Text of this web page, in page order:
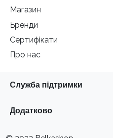
Магазин
Бренди
Сертифікати
Про нас
Служба підтримки
Додатково